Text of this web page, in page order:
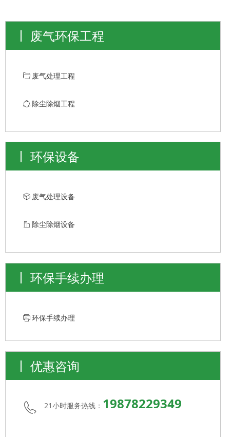
ꄁ 废气处理工程
ꁢ 除尘除烟工程
废气环保工程
优惠咨询
21小时服务热线： 19878229349
环保设备
ꁦ 废气处理设备
ꀶ 除尘除烟设备
环保手续办理
ꁧ 环保手续办理